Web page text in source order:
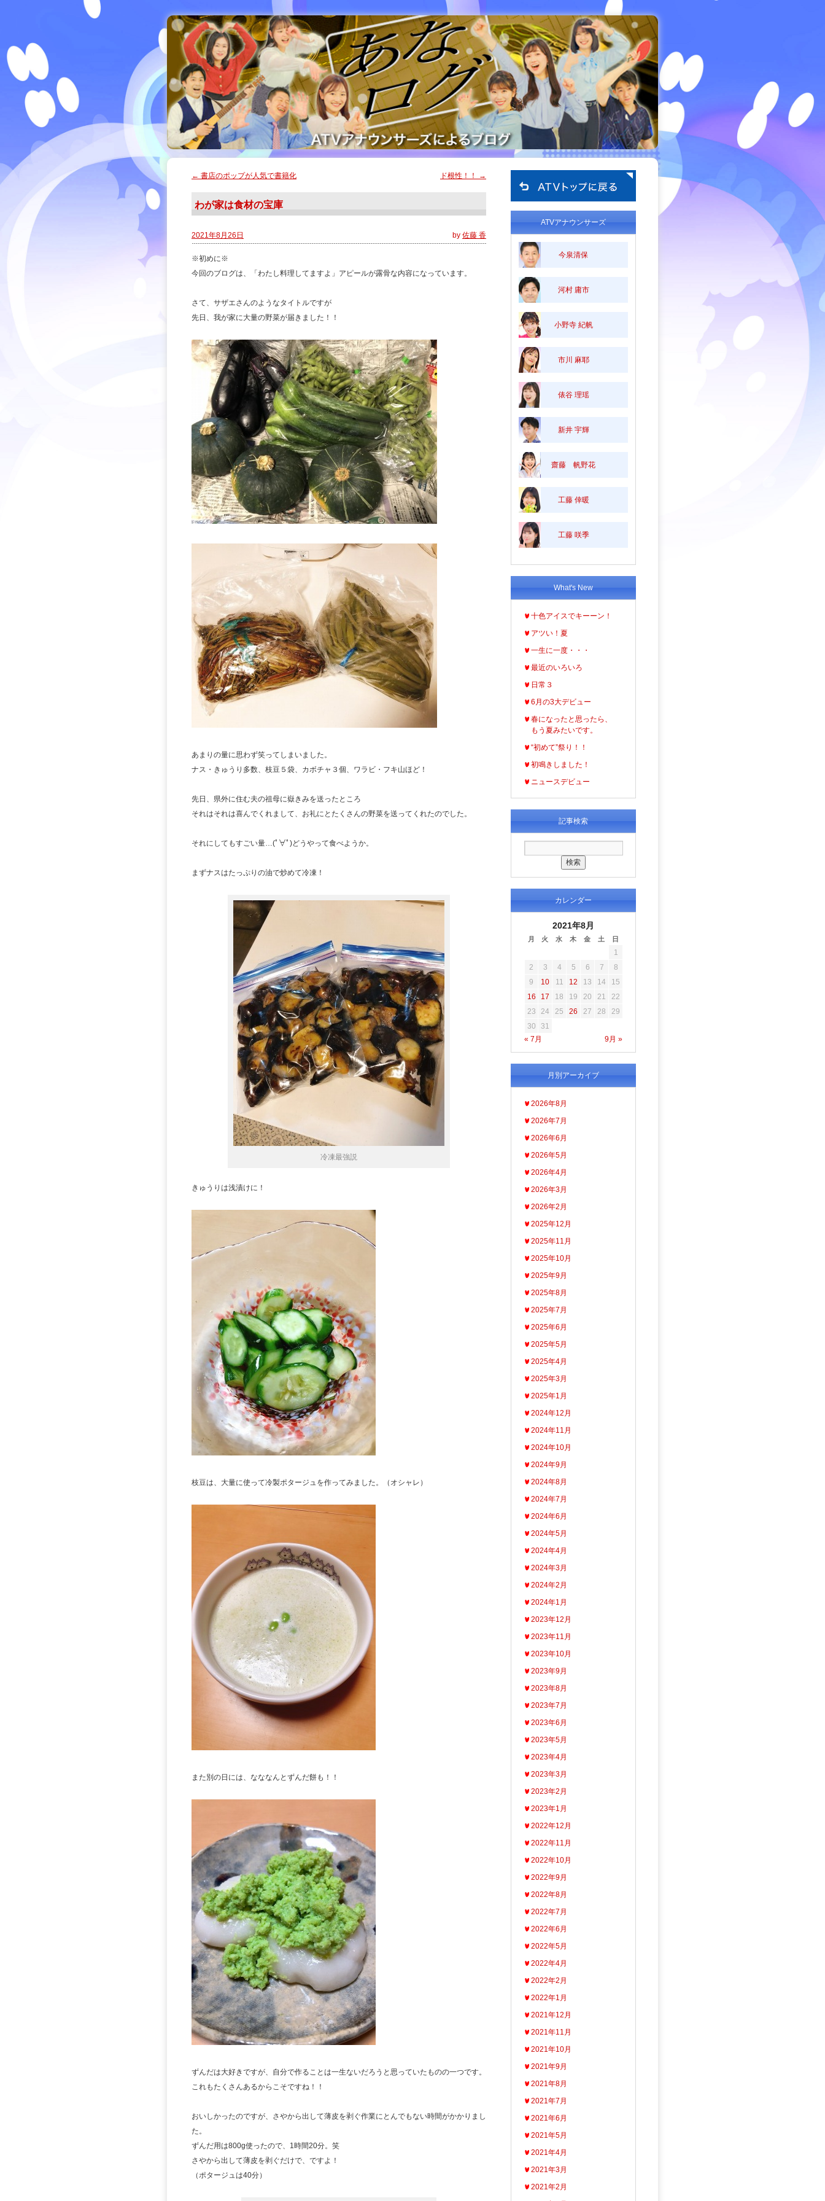
← 書店のポップが人気で書籍化 ド根性！！ →
わが家は食材の宝庫
2021年8月26日 by 佐藤 香
※初めに※
今回のブログは、「わたし料理してますよ」アピールが露骨な内容になっています。
さて、サザエさんのようなタイトルですが
先日、我が家に大量の野菜が届きました！！
あまりの量に思わず笑ってしまいました。
ナス・きゅうり多数、枝豆５袋、カボチャ３個、ワラビ・フキ山ほど！
先日、県外に住む夫の祖母に嶽きみを送ったところ
それはそれは喜んでくれまして、お礼にとたくさんの野菜を送ってくれたのでした。
それにしてもすごい量…(ﾟ∀ﾟ)どうやって食べようか。
まずナスはたっぷりの油で炒めて冷凍！
冷凍最強説
きゅうりは浅漬けに！
枝豆は、大量に使って冷製ポタージュを作ってみました。（オシャレ）
また別の日には、なななんとずんだ餅も！！
ずんだは大好きですが、自分で作ることは一生ないだろうと思っていたものの一つです。
これもたくさんあるからこそですね！！
おいしかったのですが、さやから出して薄皮を剥ぐ作業にとんでもない時間がかかりまし
た。
ずんだ用は800g使ったので、1時間20分。笑
さやから出して薄皮を剥ぐだけで、ですよ！
（ポタージュは40分）
ATVアナウンサーズ
今泉清保
河村 庸市
小野寺 紀帆
市川 麻耶
俵谷 理瑶
新井 宇輝
齋藤 帆野花
工藤 倖暖
工藤 咲季
What's New
十色アイスでキーーン！
アツい！夏
一生に一度・・・
最近のいろいろ
日常３
6月の3大デビュー
春になったと思ったら、
もう夏みたいです。
“初めて”祭り！！
初鳴きしました！
ニュースデビュー
記事検索
カレンダー
2021年8月
月 火 水 木 金 土 日
« 7月 9月 »
1
2
3 4 5 6 7
8
9
10 11 12 13 14
15
16
17 18 19 20 21
22
23
24 25 26 27 28
29
30
31
月別アーカイブ
2026年8月
2026年7月
2026年6月
2026年5月
2026年4月
2026年3月
2026年2月
2025年12月
2025年11月
2025年10月
2025年9月
2025年8月
2025年7月
2025年6月
2025年5月
2025年4月
2025年3月
2025年1月
2024年12月
2024年11月
2024年10月
2024年9月
2024年8月
2024年7月
2024年6月
2024年5月
2024年4月
2024年3月
2024年2月
2024年1月
2023年12月
2023年11月
2023年10月
2023年9月
2023年8月
2023年7月
2023年6月
2023年5月
2023年4月
2023年3月
2023年2月
2023年1月
2022年12月
2022年11月
2022年10月
2022年9月
2022年8月
2022年7月
2022年6月
2022年5月
2022年4月
2022年2月
2022年1月
2021年12月
2021年11月
2021年10月
2021年9月
2021年8月
2021年7月
2021年6月
2021年5月
2021年4月
2021年3月
2021年2月